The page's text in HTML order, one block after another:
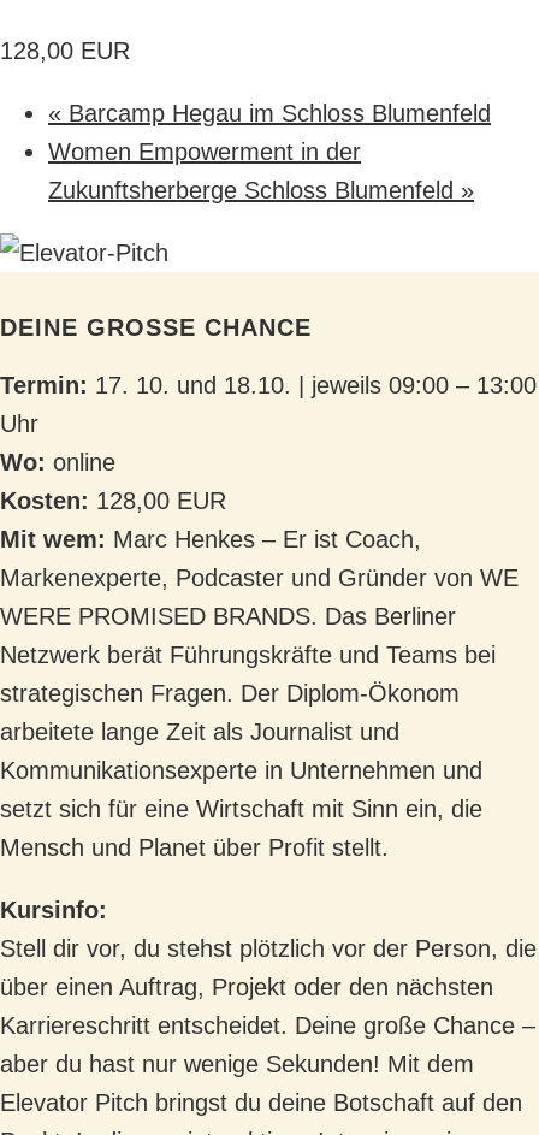
128,00 EUR
« Barcamp Hegau im Schloss Blumenfeld
Women Empowerment in der
Zukunftsherberge Schloss Blumenfeld »
DEINE GROSSE CHANCE
Termin: 17. 10. und 18.10. | jeweils 09:00 – 13:00
Uhr
Wo: online
Kosten: 128,00 EUR
Mit wem: Marc Henkes – Er ist Coach,
Markenexperte, Podcaster und Gründer von WE
WERE PROMISED BRANDS. Das Berliner
Netzwerk berät Führungskräfte und Teams bei
strategischen Fragen. Der Diplom-Ökonom
arbeitete lange Zeit als Journalist und
Kommunikationsexperte in Unternehmen und
setzt sich für eine Wirtschaft mit Sinn ein, die
Mensch und Planet über Profit stellt.
Kursinfo:
Stell dir vor, du stehst plötzlich vor der Person, die
über einen Auftrag, Projekt oder den nächsten
Karriereschritt entscheidet. Deine große Chance –
aber du hast nur wenige Sekunden! Mit dem
Elevator Pitch bringst du deine Botschaft auf den